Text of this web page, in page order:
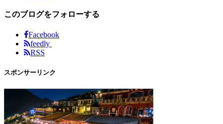
このブログをフォローする
Facebook
feedly
RSS
スポンサーリンク